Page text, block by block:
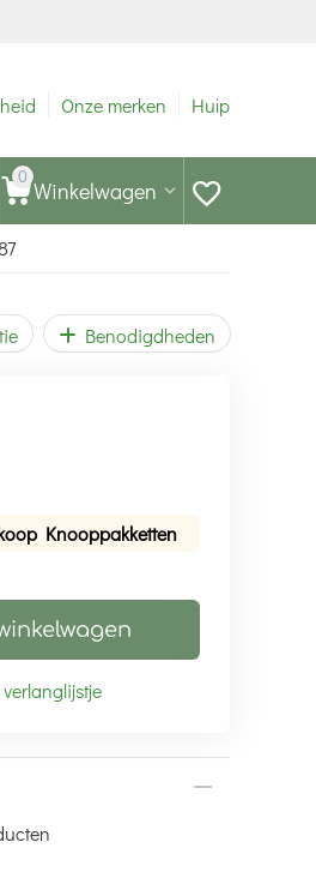
Onze merken Hulp
0 Winkelwagen
Benodigdheden
Knooppakketten